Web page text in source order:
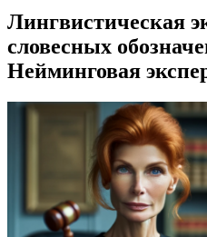
Лингвистическая
словесных
Нейминговая